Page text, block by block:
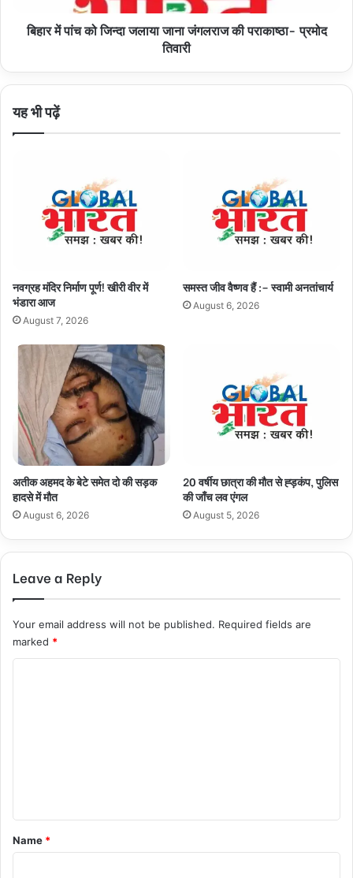
पराकाष्ठा-
बिहार में पांच को जिन्दा जलाया जाना जंगलराज की पराकाष्ठा- प्रमोद
तिवारी
यह भी पढ़ें
नवग्रह मंदिर निर्माण पूर्ण! खीरी वीर में
भंडारा आज
August 7, 2026
समस्त जीव वैष्णव हैं :– स्वामी अनतांचार्य
August 6, 2026
अतीक अहमद के बेटे समेत दो की सड़क
हादसे में मौत
August 6, 2026
20 वर्षीय छात्रा की मौत से ह्ड़कंप, पुलिस
की जाँच लव एंगल
August 5, 2026
Leave a Reply
Your email address will not be published. Required fields are
marked *
*
Name *